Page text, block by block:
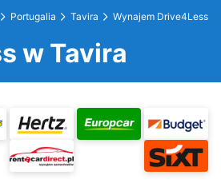
Portugalia Tavira Wynajem Drive4Less
w Tavira